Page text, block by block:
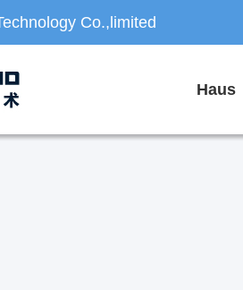
Co.,limited
Haus